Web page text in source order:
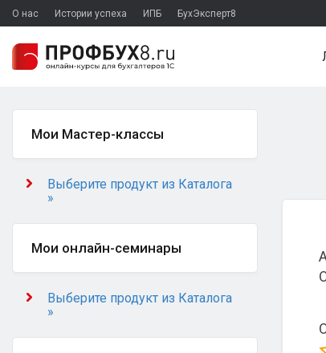
О нас Истории успеха ИПБ БухЭксперт8
Мои Мастер-классы
Выберите продукт из Каталога
»
Мои онлайн-семинары
Выберите продукт из Каталога
»